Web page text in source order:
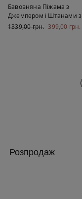
Бавовняна Піжама з
Джемпером і Штанами з
Принтом Super Mario
1339,00 грн. 399,00 грн.
Розпродаж